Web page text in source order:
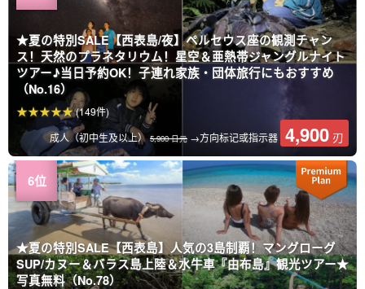
★夏の特別SALE【西表島/夜】ペルセウス座の観測チャン
ス！天然のプラネタリウム！星空＆亜熱帯ジャングルナイト
ツアー♪当日予約OK！子連れ家族・団体旅行にもおすすめ
（No.16）
成人（初中生及以上）5,900 日元 →方向标记或指示器 4,900 刃
(149件)
★夏の特別SALE【西表島】人気の3島制覇！マングローグ
SUP/カヌー＆バラス島上陸＆水牛車『由布島』観光ツアー★
写真無料（No.78）